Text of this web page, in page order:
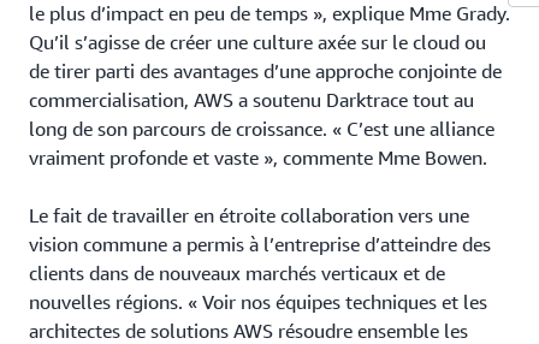
le plus d’impact en peu de temps », explique Mme Grady.
Qu’il s’agisse de créer une culture axée sur le cloud ou
de tirer parti des avantages d’une approche conjointe de
commercialisation, AWS a soutenu Darktrace tout au
long de son parcours de croissance. « C’est une alliance
vraiment profonde et vaste », commente Mme Bowen.
Le fait de travailler en étroite collaboration vers une
vision commune a permis à l’entreprise d’atteindre des
clients dans de nouveaux marchés verticaux et de
nouvelles régions. « Voir nos équipes techniques et les
architectes de solutions AWS résoudre ensemble les